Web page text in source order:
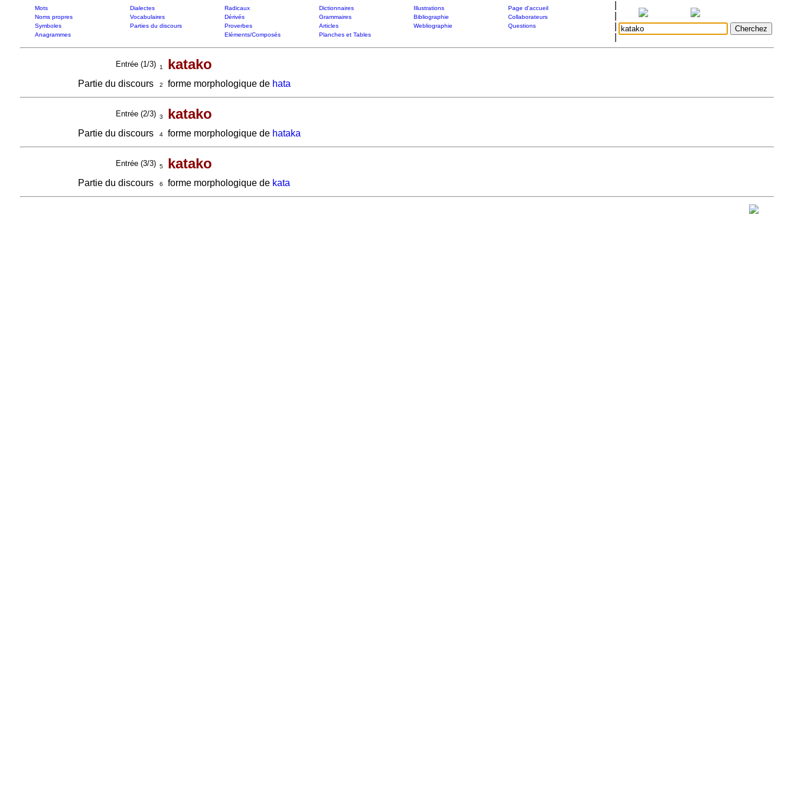
Mots Dialectes Radicaux Dictionnaires Illustrations
Page d'accueil
Noms propres
Vocabulaires Dérivés Grammaires Bibliographie
Collaborateurs
Symboles
Parties du discours Proverbes Articles Webliographie
Questions
Anagrammes
Eléments/Composés Planches et Tables
Entrée (1/3) 1 katako
Partie du discours 2 forme morphologique de hata
Entrée (2/3) 3 katako
Partie du discours 4forme morphologique de hataka
Entrée (3/3) 5 katako
Partie du discours 6 forme morphologique de kata